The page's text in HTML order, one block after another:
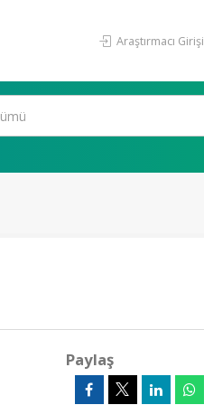
Araştırmacı Girişi
Paylaş